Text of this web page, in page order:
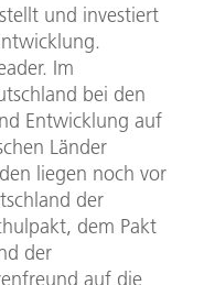
und investiert
Im
bei den
Entwicklung auf
Länder
liegen noch vor
der
dem Pakt
der
auf die